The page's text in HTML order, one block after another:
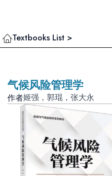
Textbooks List >
气候风险管理学
作者姬强，郭琨，张大永